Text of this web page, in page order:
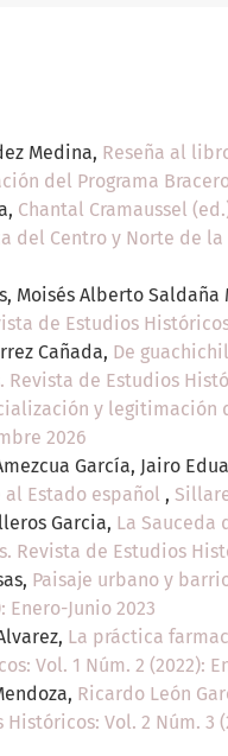
Medina, Reseña al
del Programa
Chantal Cramaussel
del Centro y Norte de la
Moisés Alberto Saldaña
de Estudios
Cañada, De
Revista de Estudios
y legitimación
2026
García, Jairo
Estado español ,
Garcia, La Sauceda
Revista de Estudios
Paisaje urbano y
Enero-Junio 2023
La práctica
Vol. 1 Núm. 2 (2022):
Ricardo León
Vol. 2 Núm. 3